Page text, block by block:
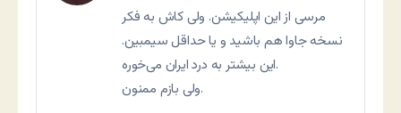
مرسی از این اپلیکیشن. ولی کاش به فکر
نسخه جاوا هم باشید و یا حداقل سیمبین.
این بیشتر به درد ایران می‌خوره.
ولی بازم ممنون.